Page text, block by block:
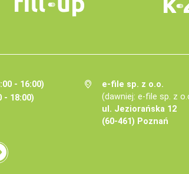
- 16:00)
- 18:00)
e-file sp. z o.o.
(dawniej: e-file sp. z
ul. Jeziorańska 12
(60-461) Poznań